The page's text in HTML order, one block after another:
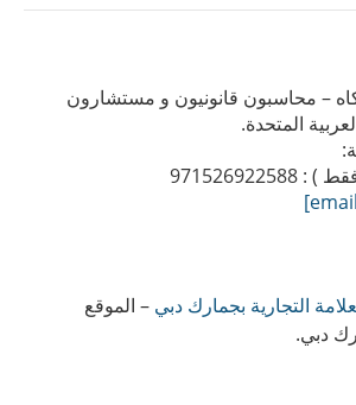
– محاسبون قانونيون و مستشارون
المتحدة.
التجارية بجمارك دبي – الموقع
دبي.